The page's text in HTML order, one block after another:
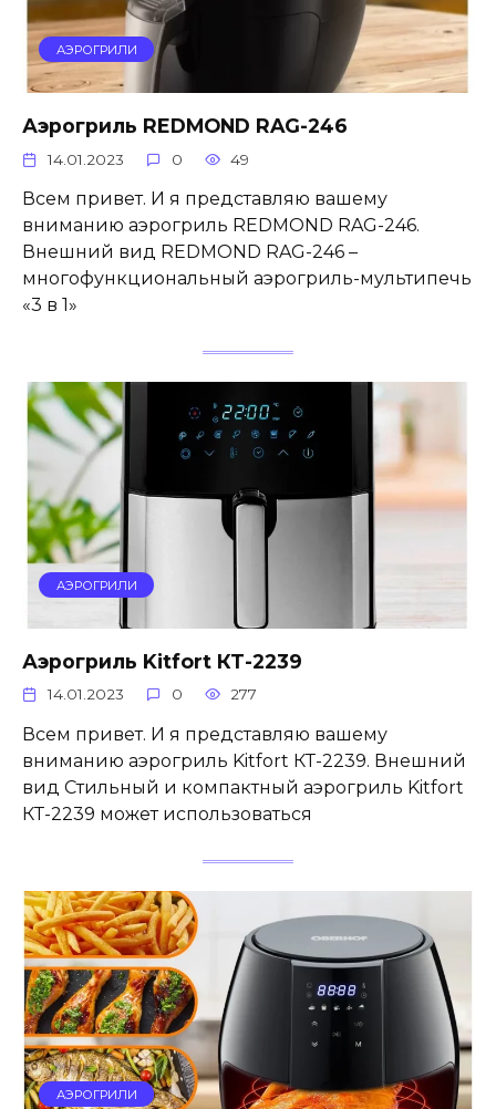
АЭРОГРИЛИ
Аэрогриль REDMOND RAG-246
14.01.2023 0 49
Всем привет. И я представляю вашему
вниманию аэрогриль REDMOND RAG-246.
Внешний вид REDMOND RAG-246 –
многофункциональный аэрогриль-мультипечь
«3 в 1»
АЭРОГРИЛИ
Аэрогриль Kitfort КТ-2239
14.01.2023 0 277
Всем привет. И я представляю вашему
вниманию аэрогриль Kitfort КТ-2239. Внешний
вид Стильный и компактный аэрогриль Kitfort
КТ-2239 может использоваться
АЭРОГРИЛИ